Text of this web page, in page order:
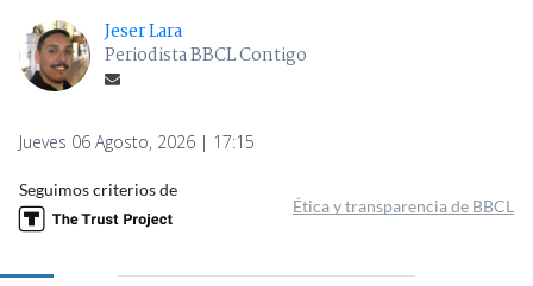
Jeser Lara
Periodista BBCL Contigo
Jueves 06 Agosto, 2026 | 17:15
Seguimos criterios de
Ética y transparencia de BBCL